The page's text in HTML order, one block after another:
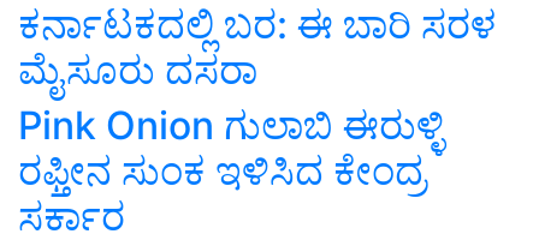
ಕರ್ನಾಟಕದಲ್ಲಿ ಬರ: ಈ ಬಾರಿ ಸರಳ
ಮೈಸೂರು ದಸರಾ
Pink Onion ಗುಲಾಬಿ ಈರುಳ್ಳಿ
ರಫ್ತೀನ ಸುಂಕ ಇಳಿಸಿದ ಕೇಂದ್ರ
ಸರ್ಕಾರ